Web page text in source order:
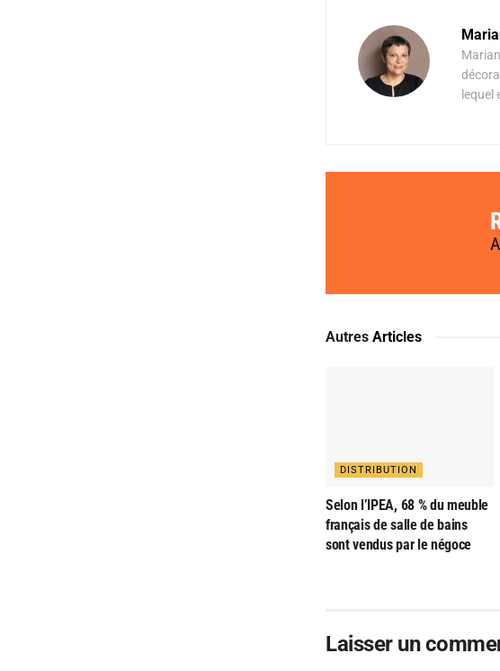
lequel
Autres Articles
DISTRIBUTION
Selon l’IPEA, 68 % du meuble
français de salle de bains
sont vendus par le négoce
Laisser un